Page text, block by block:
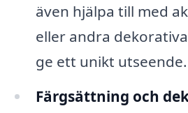
även hjälpa till med
eller andra
ge ett unikt utseende.
Färgsättning och